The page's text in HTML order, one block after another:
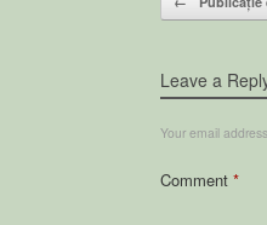
Leave a
Your email
Comment *